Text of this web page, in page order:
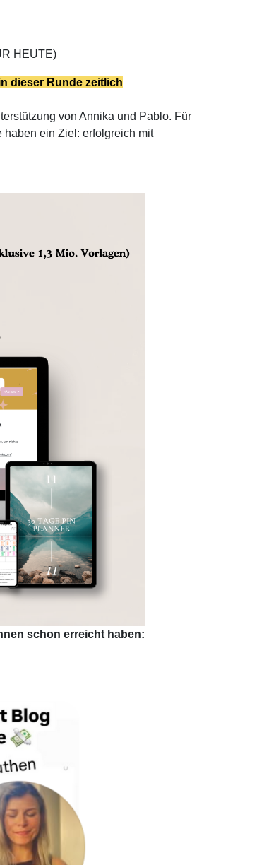
HEUTE)
dieser Runde zeitlich
von Annika und Pablo. Für
haben ein Ziel: erfolgreich mit
schon erreicht haben: